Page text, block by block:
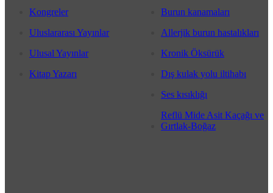
Kongreler
Uluslararası Yayınlar
Ulusal Yayınlar
Kitap Yazarı
Burun kanamaları
Allerjik burun hastalıkları
Kronik Öksürük
Dış kulak yolu iltihabı
Ses kısıklığı
Reflü Mide Asit Kaçağı ve
Gırtlak-Boğaz